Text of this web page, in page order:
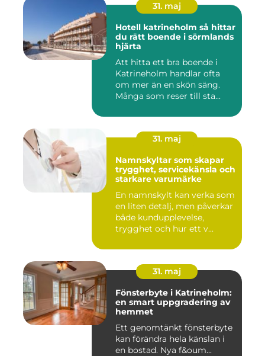
31. maj
Hotell katrineholm så hittar
du rätt boende i sörmlands
hjärta
Att hitta ett bra boende i
Katrineholm handlar ofta
om mer än en skön säng.
Många som reser till sta...
31. maj
Namnskyltar som skapar
trygghet, servicekänsla och
starkare varumärke
En namnskylt kan verka som
en liten detalj, men påverkar
både kundupplevelse,
trygghet och hur ett v...
31. maj
Fönsterbyte i Katrineholm:
en smart uppgradering av
hemmet
Ett genomtänkt fönsterbyte
kan förändra hela känslan i
en bostad. Nya f&oum...